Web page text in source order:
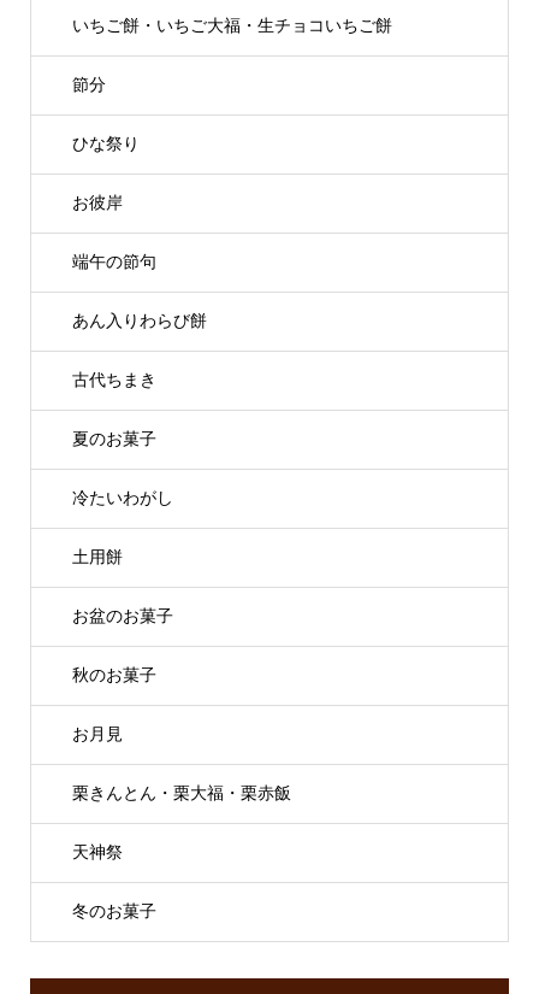
いちご餅・いちご大福・生チョコいちご餅
節分
ひな祭り
お彼岸
端午の節句
あん入りわらび餅
古代ちまき
夏のお菓子
冷たいわがし
土用餅
お盆のお菓子
秋のお菓子
お月見
栗きんとん・栗大福・栗赤飯
天神祭
冬のお菓子